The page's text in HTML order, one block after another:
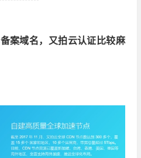
案域名，又拍云认证比较麻